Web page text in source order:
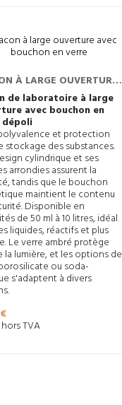
À LARGE OUVERTURE
EN VERRE
de laboratoire à large
avec bouchon en
et protection
stockage des substances.
cylindrique et ses
arrondies assurent la
tandis que le bouchon
maintient le contenu
Disponible en
de 50 ml à 10 litres, idéal
liquides, réactifs et plus
Le verre ambré protège
la lumière, et les options de
ou soda-
s'adaptent à divers
hors TVA